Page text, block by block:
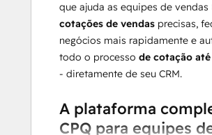
cotações de vendas precisas,
negócios mais rapidamente e
todo o processo de cotação
- diretamente de seu CRM.
A plataforma
CPQ para equipes